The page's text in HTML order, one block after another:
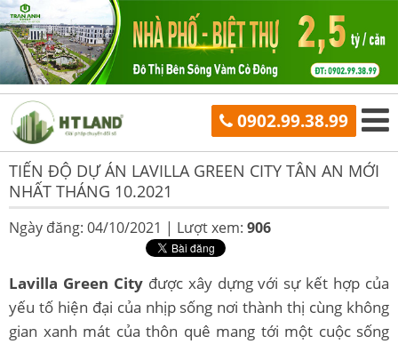
0902.99.38.99
TIẾN ĐỘ DỰ ÁN LAVILLA GREEN CITY TÂN AN MỚI
NHẤT THÁNG 10.2021
Ngày đăng: 04/10/2021 | Lượt xem: 906
Lavilla Green Cityđược xây dựng với sự kết hợp của
yếu tố hiện đại của nhịp sống nơi thành thị cùng không
gian xanh mát của thôn quê mang tới một cuộc sống